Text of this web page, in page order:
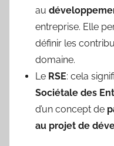
au
entreprise. Elle
définir les
domaine.
Le RSE: cela
Sociétale des
d’un concept de
au projet de